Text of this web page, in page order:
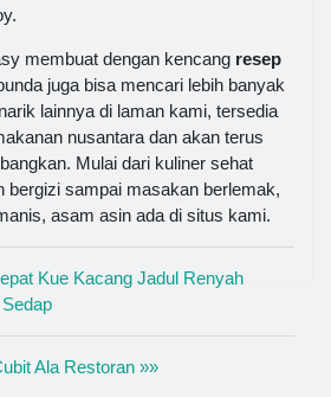
membuat dengan kencang resep
juga bisa mencari lebih banyak
lainnya di laman kami, tersedia
nusantara dan akan terus
Mulai dari kuliner sehat
bergizi sampai masakan berlemak,
asam asin ada di situs kami.
Kue Kacang Jadul Renyah
Ala Restoran »»